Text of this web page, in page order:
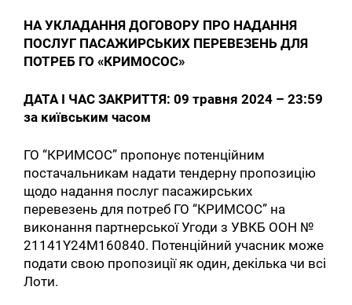
НАУКЛАДАННЯ ДОГОВОРУ ПРО НАДАННЯ
ПОСЛУГ ПАСАЖИРСЬКИХ ПЕРЕВЕЗЕНЬ ДЛЯ
ПОТРЕБ ГО «КРИМОСОС»
ДАТА І ЧАС ЗАКРИТТЯ: 09 травня 2024 – 23:59
за київським часом
ГО “КРИМСОС” пропонує потенційним
постачальникам надати тендерну пропозицію
щодо надання послуг пасажирських
перевезень для потреб ГО “КРИМСОС” на
виконання партнерської Угоди з УВКБ ООН №
21141Y24M160840. Потенційний учасник може
подати свою пропозиції як один, декілька чи всі
Лоти.